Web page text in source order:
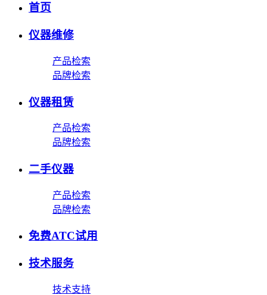
首页
仪器维修
产品检索
品牌检索
仪器租赁
产品检索
品牌检索
二手仪器
产品检索
品牌检索
免费ATC试用
技术服务
技术支持